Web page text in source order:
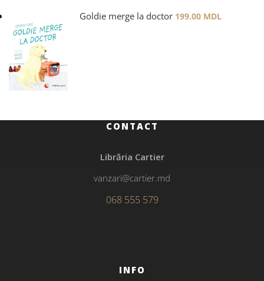
Goldie merge la doctor 199.00 MDL
CONTACT
Librăria Cartier
vanzari@cartier.md
068 555 579
INFO